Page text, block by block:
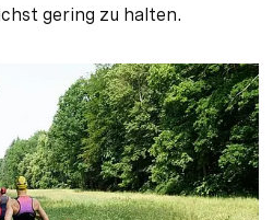
gering zu halten.